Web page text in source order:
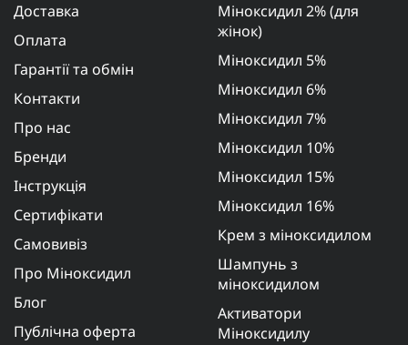
Доставка
Оплата
Гарантії та обмін
Контакти
Про нас
Бренди
Інструкція
Сертифікати
Самовивіз
Про Міноксидил
Блог
Публічна оферта
Міноксидил 2% (для
жінок)
Міноксидил 5%
Міноксидил 6%
Міноксидил 7%
Міноксидил 10%
Міноксидил 15%
Міноксидил 16%
Крем з міноксидилом
Шампунь з
міноксидилом
Активатори
Міноксидилу